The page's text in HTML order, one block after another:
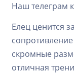
Наш телеграм
Елец ценится
скромные
отличная